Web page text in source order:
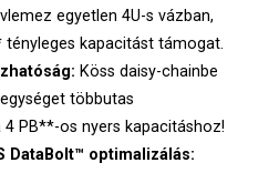
egyetlen 4U-s vázban,
kapacitást támogat.
Köss daisy-chainbe
többutas
4 PB**-os nyers kapacitáshoz!
DataBolt™ optimalizálás: